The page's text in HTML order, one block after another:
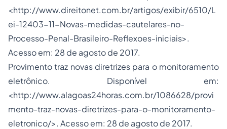
<http://www.direitonet.com.br/artigos/exibir/6510/L
ei-12403-11-Novas-medidas-cautelares-no-
Processo-Penal-Brasileiro-Reflexoes-iniciais>.
Acesso em: 28 de agosto de 2017.
Provimento traz novas diretrizes para o monitoramento
eletrônico. Disponível em:
<http://www.alagoas24horas.com.br/1086628/provi
mento-traz-novas-diretrizes-para-o-monitoramento-
eletronico/>. Acesso em: 28 de agosto de 2017.